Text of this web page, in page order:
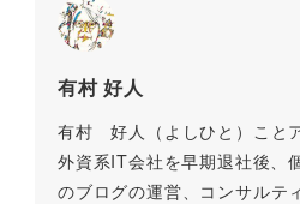
有村 好人
有村 好人（よしひと）ことア
外資系IT会社を早期退社後、
のブログの運営、コンサルテ